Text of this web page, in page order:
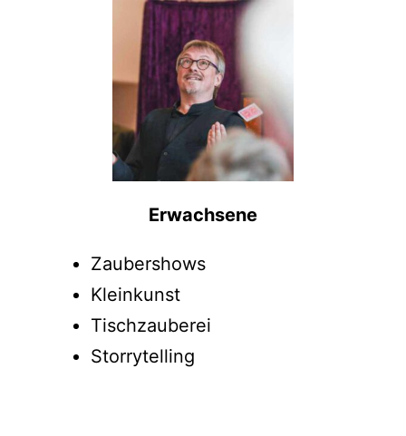
Erwachsene
Zaubershows
Kleinkunst
Tischzauberei
Storrytelling